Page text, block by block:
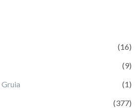
(16)
(9)
(1)
(377)